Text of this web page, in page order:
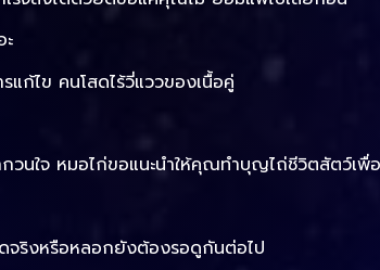
ก้ไข คนโสดไร้วี่แววของเนื้อคู่
วนใจ หมอไก่ขอแนะนำให้คุณทำบุญไถ่ชีวิตสัตว์เพื่
จริงหรือหลอกยังต้องรอดูกันต่อไป